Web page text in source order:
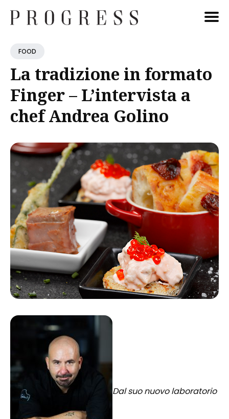
Cerca
FOOD
La tradizione in formato
Finger – L’intervista a
chef Andrea Golino
Dal suo nuovo laboratorio